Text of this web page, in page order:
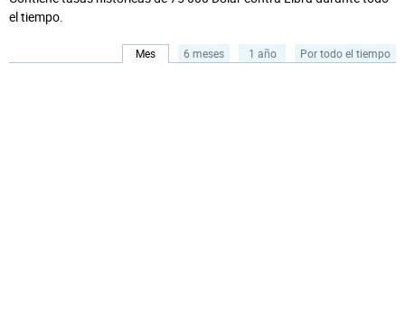
el tiempo.
Mes 6 meses 1 año Por todo el tiempo